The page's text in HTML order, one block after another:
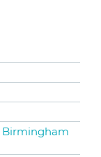
Birmingham